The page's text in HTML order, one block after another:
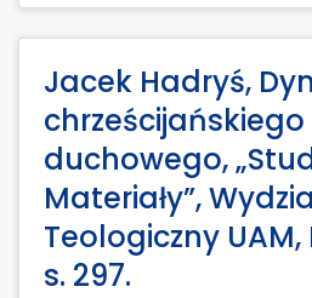
Jacek Hadryś,
chrześcijańskiego
duchowego,
Materiały”,
Teologiczny UAM,
s. 297.